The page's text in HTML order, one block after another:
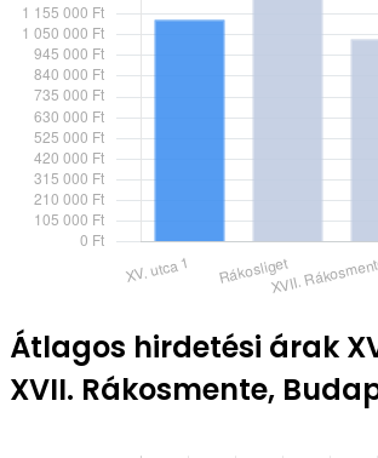
Átlagos hirdetési árak
XVII. Rákosmente,